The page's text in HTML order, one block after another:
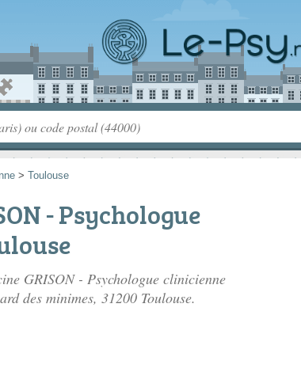
> Toulouse
- Psychologue
GRISON - Psychologue clinicienne
des minimes, 31200 Toulouse.